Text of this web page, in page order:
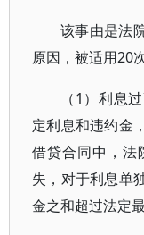
该事由是法
原因，被适用20
（1）利息
定利息和违约金
借贷合同中，法
失，对于利息单
金之和超过法定